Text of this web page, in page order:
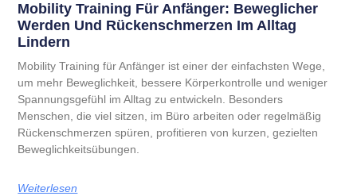
Mobility Training Für Anfänger: Beweglicher
Werden Und Rückenschmerzen Im Alltag
Lindern
Mobility Training für Anfänger ist einer der einfachsten Wege,
um mehr Beweglichkeit, bessere Körperkontrolle und weniger
Spannungsgefühl im Alltag zu entwickeln. Besonders
Menschen, die viel sitzen, im Büro arbeiten oder regelmäßig
Rückenschmerzen spüren, profitieren von kurzen, gezielten
Beweglichkeitsübungen.
Weiterlesen